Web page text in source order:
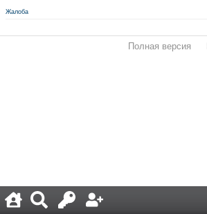
Жалоба
Полная версия